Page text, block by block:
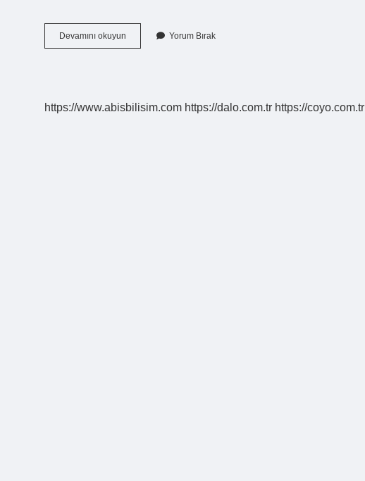
Devamını okuyun
Iyi
Yorum Bırak
https://www.abisbilisim.com https://dalo.com.tr https://coyo.com.tr